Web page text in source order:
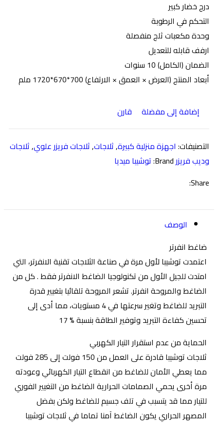
درج خضار كبير
التحكم في الرطوبة
وحدة مكعبات ثلج منفصلة
ارفف قابله للتعديل
الضمان (الكامل) 10 سنوات
أبعاد المنتج (العرض × العمق × الارتفاع) 700*670*1720 ملم
إضافة إلى مفضلة قارن
التصنيفات: اجهزة منزلية كبيرة,ثلاجات,ثلاجات فريزر علوي,ثلاجات
وديب فريزرBrand: توشيبا ميديا
Share:
الوصف
ضاغط انفرتر
اعتمدت توشيبا لأول مرة في صناعة الثلاجات تقنية الانفرتر، التي
امتدت للجيل الأول من تكنولوجيا الضاغط الانفرتر فقط . كل من
الضاغط والمروحة انفرتر. تشعر المروحة تلقائيا بتغيير قدرة
التبريد للضاغط وتغير سرعتها في 4 مستويات، مما أدى إلى
تحسين كفاءة التبريد وتوفير الطاقة بنسبة % 17
الحماية من عدم استقرار التيار الكهربي
ثلاجات توشيبا قادرة على العمل من 150 فولت إلى 285 فولت
مما يعطي الأمان للضاغط من انقطاع التيار الكهربائي وعودته
مرة أخرى يحمي الصمامات الحرارية الضاغط من التغيير الفوري
للتيار مما قد يتسبب في تلف جسيم للضاغط ولكن بفضل
المصهر الحراري يكون الضاغط آمنا تماما في ثلاجات توشيبا